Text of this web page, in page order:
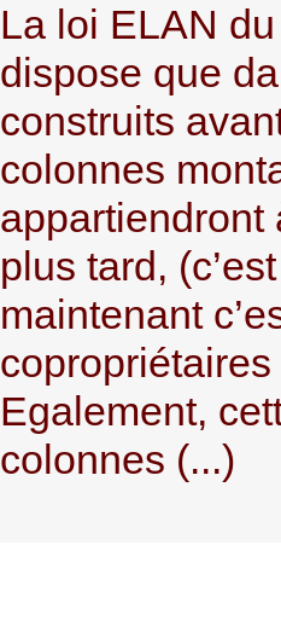
La loi ELAN
dispose que
construits
colonnes
appartiendront
plus tard,
maintenant
copropriétaires
Egalement,
colonnes (...)